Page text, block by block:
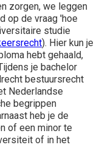
zorgen, we leggen
op de vraag 'hoe
studie
). Hier kun je
hebt gehaald,
je bachelor
bestuursrecht
Nederlandse
begrippen
heb je de
of een minor te
of in het